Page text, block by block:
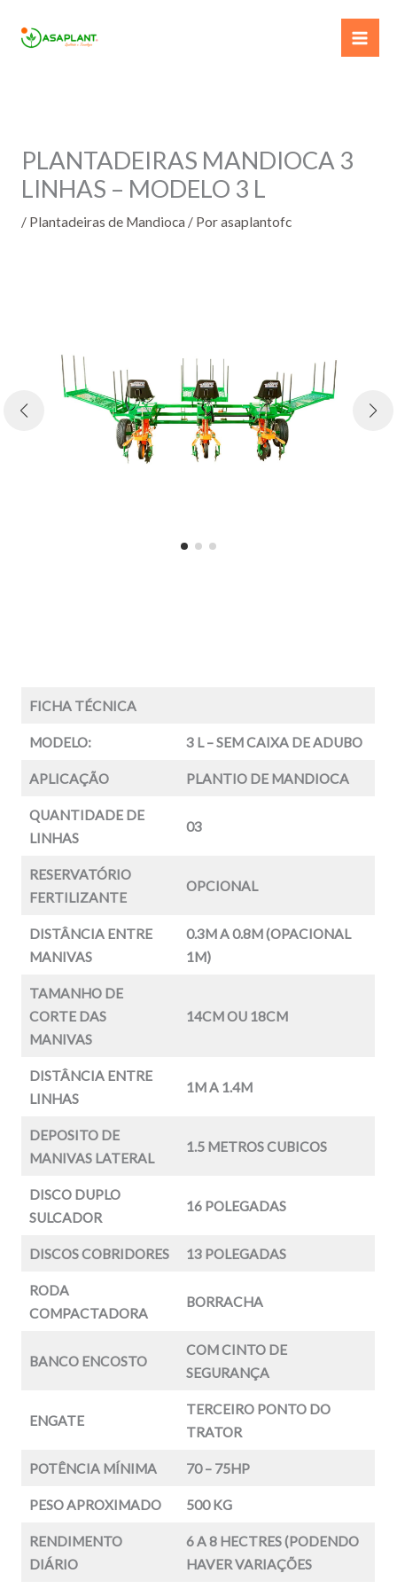
para
PLANTADEIRAS MANDIOCA 3
LINHAS – MODELO 3 L
/ Plantadeiras de Mandioca / Porasaplantofc
FICHA TÉCNICA
MODELO: 3 L – SEM CAIXA DE ADUBO
APLICAÇÃO PLANTIO DE MANDIOCA
QUANTIDADE DE
LINHAS
03
RESERVATÓRIO
FERTILIZANTE
OPCIONAL
DISTÂNCIA ENTRE
MANIVAS
0.3M A 0.8M (OPACIONAL
1M)
TAMANHO DE
CORTE DAS
MANIVAS
14CM OU 18CM
DISTÂNCIA ENTRE
LINHAS
1M A 1.4M
DEPOSITO DE
MANIVAS LATERAL
1.5 METROS CUBICOS
DISCO DUPLO
SULCADOR
16 POLEGADAS
DISCOS COBRIDORES 13 POLEGADAS
RODA
COMPACTADORA
BORRACHA
BANCO ENCOSTO
COM CINTO DE
SEGURANÇA
ENGATE
TERCEIRO PONTO DO
TRATOR
POTÊNCIA MÍNIMA 70 – 75HP
PESO APROXIMADO 500 KG
RENDIMENTO
DIÁRIO
6 A 8 HECTRES (PODENDO
HAVER VARIAÇÕES